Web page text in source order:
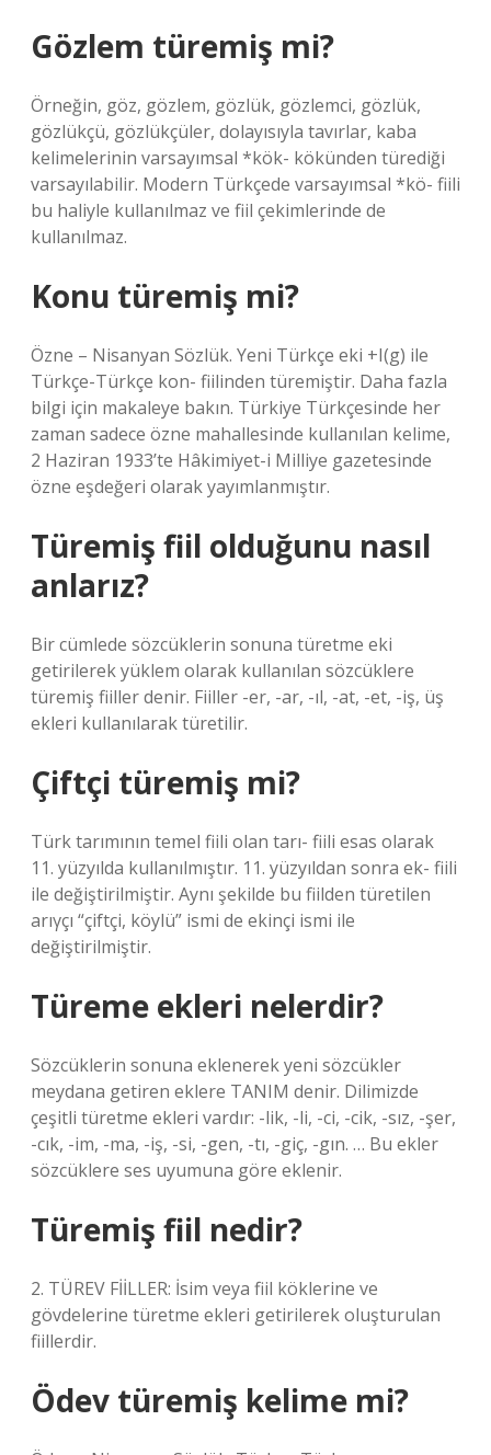
Gözlem türemiş mi?
Örneğin, göz, gözlem, gözlük, gözlemci, gözlük,
gözlükçü, gözlükçüler, dolayısıyla tavırlar, kaba
kelimelerinin varsayımsal *kök- kökünden türediği
varsayılabilir. Modern Türkçede varsayımsal *kö- fiili
bu haliyle kullanılmaz ve fiil çekimlerinde de
kullanılmaz.
Konu türemiş mi?
Özne – Nisanyan Sözlük. Yeni Türkçe eki +I(g) ile
Türkçe-Türkçe kon- fiilinden türemiştir. Daha fazla
bilgi için makaleye bakın. Türkiye Türkçesinde her
zaman sadece özne mahallesinde kullanılan kelime,
2 Haziran 1933’te Hâkimiyet-i Milliye gazetesinde
özne eşdeğeri olarak yayımlanmıştır.
Türemiş fiil olduğunu nasıl
anlarız?
Bir cümlede sözcüklerin sonuna türetme eki
getirilerek yüklem olarak kullanılan sözcüklere
türemiş fiiller denir. Fiiller -er, -ar, -ıl, -at, -et, -iş, üş
ekleri kullanılarak türetilir.
Çiftçi türemiş mi?
Türk tarımının temel fiili olan tarı- fiili esas olarak
11. yüzyılda kullanılmıştır. 11. yüzyıldan sonra ek- fiili
ile değiştirilmiştir. Aynı şekilde bu fiilden türetilen
arıγçı “çiftçi, köylü” ismi de ekinçi ismi ile
değiştirilmiştir.
Türeme ekleri nelerdir?
Sözcüklerin sonuna eklenerek yeni sözcükler
meydana getiren eklere TANIM denir. Dilimizde
çeşitli türetme ekleri vardır: -lik, -li, -ci, -cik, -sız, -şer,
-cık, -im, -ma, -iş, -si, -gen, -tı, -giç, -gın. … Bu ekler
sözcüklere ses uyumuna göre eklenir.
Türemiş fiil nedir?
2. TÜREV FİİLLER: İsim veya fiil köklerine ve
gövdelerine türetme ekleri getirilerek oluşturulan
fiillerdir.
Ödev türemiş kelime mi?